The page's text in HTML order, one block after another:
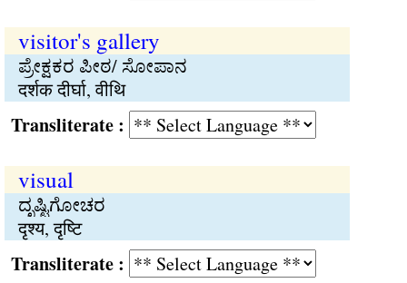
visitor's gallery
ಪ್ರೇಕ್ಷಕರ ಪೀಠ/ ಸೋಪಾನ
दर्शक दीर्घा, वीथि
:
visual
ದೃಷ್ಟಿಗೋಚರ
दृश्य, दृष्टि
: